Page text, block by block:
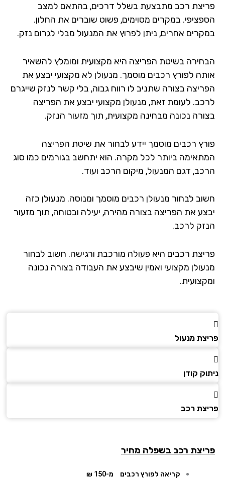
רכב מתבצעת בשלל דרכים, בהתאם למצב
במקרים מסוימים, פשוט שוברים את החלון.
אחרים, ניתן לפרוץ את המנעול מבלי לגרום נזק.
בשיטת הפריצה היא מקצועית ומומלץ להשאיר
לפורץ רכבים מוסמך. מנעולן לא מקצועי יבצע את
בצורה שתניב לו רווח גבוה, בלי קשר לנזק שייגרם
לעומת זאת, מנעולן מקצועי יבצע את הפריצה
נכונה מבחינה מקצועית, תוך מזעור הנזק.
רכבים מוסמך יידע לבחור את שיטת הפריצה
ביותר לכל מקרה. הוא יתחשב בגורמים כמו סוג
דגם המנעול, מיקום הרכב ועוד.
לבחור מנעולן רכבים מוסמך ומנוסה. מנעולן כזה
את הפריצה בצורה מהירה, יעילה ובטוחה, תוך מזעור
לרכב.
רכבים היא פעולה מורכבת ורגישה. חשוב לבחור
מקצועי ואמין שיבצע את העבודה בצורה נכונה
מנעול
קודן
רכב
רכב בשפלה מחיר
קריאה לפורץ רכבים
מ-150 ₪